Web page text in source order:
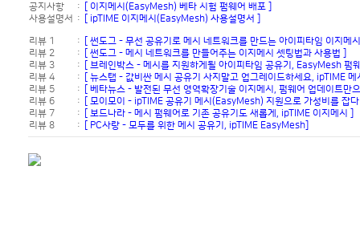
공지사항 :
[ 이지메시(EasyMesh) 베타 시험 펌웨어 배포 ]
사용설명서
: [ ipTIME 이지메시(EasyMesh) 사용설명서 ]
리뷰 1 :
[ 썬도그 - 무선 공유기로 메시 네트워크를 만드는 아이피타임 이지메
리뷰 2
:
[ 썬도그 - 메시 네트워크를 만들어주는 이지메시 셋팅법과 사용법 ]
리뷰 3
:
[ 브레인박스 - 메시를 지원하게될 아이피타임 공유기, EasyMesh 펌
리뷰 4
:
[ 뉴스탭 - 값비싼 메시 공유기 사지말고 업그레이드하세요, ipTIME
리뷰 5
:
[ 베타뉴스 - 발전된 무선 영역확장기술 이지메시, 펌웨어 업데이트만
리뷰 6
:
[ 모이모이 - ipTIME 공유기 메시(EasyMesh) 지원으로 가성비를 잡
리뷰 7
:
[ 보드나라 - 메시 펌웨어로 기존 공유기도 새롭게, ipTIME 이지메시 ]
리뷰 8
: [ PC사랑 - 모두를 위한 메시 공유기, ipTIME EasyMesh]